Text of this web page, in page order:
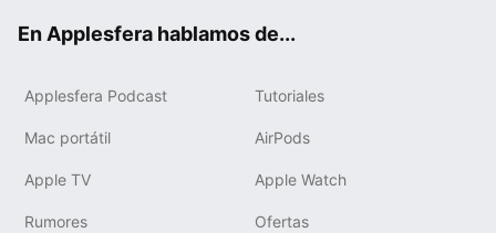
En Applesfera hablamos de...
Applesfera Podcast Tutoriales
Mac portátil AirPods
Apple TV Apple Watch
Rumores Ofertas